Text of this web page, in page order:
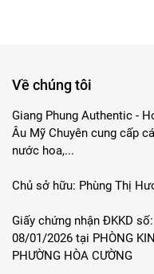
Về chúng tôi
Giang Phung Authentic -
Âu Mỹ Chuyên cung cấp
nước hoa,...
Chủ sở hữu: Phùng Thị
Giấy chứng nhận ĐKKD
08/01/2026 tại PHÒNG
PHƯỜNG HÒA CƯỜNG